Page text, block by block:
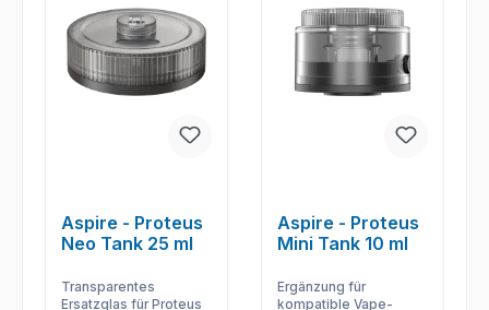
Aspire - Proteus
Neo Tank 25 ml
Transparentes
Ersatzglas für Proteus
Aspire - Proteus
Mini Tank 10 ml
Ergänzung für
kompatible Vape-